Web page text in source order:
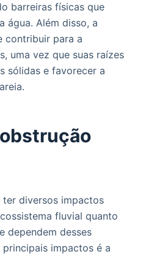
barreiras físicas que
água. Além disso, a
contribuir para a
uma vez que suas raízes
sólidas e favorecer a
diversos impactos
fluvial quanto
dependem desses
impactos é a